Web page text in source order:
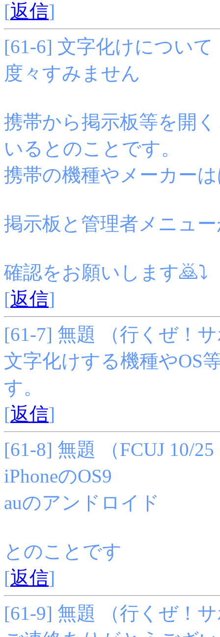
[返信]
[61-6] 文字化けについて
度々すみません
携帯から掲示板等を開
いるとのことです。
携帯の機種やメーカー
掲示板と管理者メニュ
確認をお願いします🙇⤵
[返信]
[61-7] 無題 （行くぜ！
文字化けする機種やOS
す。
[返信]
[61-8] 無題 （FCUJ 10/25
iPhoneのOS9
auのアンドロイド
とのことです
[返信]
[61-9] 無題 （行くぜ！